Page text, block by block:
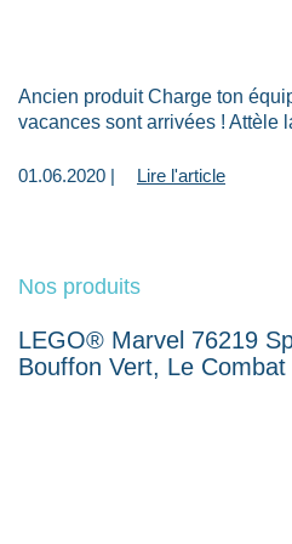
Ancien produit Charge ton
vacances sont arrivées ! Attèle
01.06.2020 | Lire l'article
Nos produits
LEGO® Marvel 76219
Bouffon Vert, Le